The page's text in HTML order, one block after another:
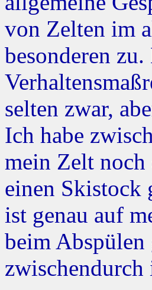
von Zelten im
besonderen
selten zwar,
Ich habe
mein Zelt noch
einen Skistock
ist genau auf
beim Abspülen
zwischendurch